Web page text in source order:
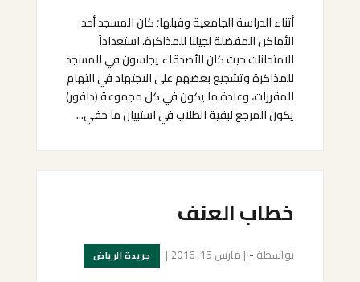
أثناء الدراسة الجامعية وقبلها؛ كان المسجد أحد
الأماكن المفضلة لجيلنا للمذاكرة، استعداداً
للامتحانات حيث كان الأصدقاء يجلسون في المسجد
للمذاكرة وتشجيع بعضهم على الاجتهاد في التهام
المقررات، وعادة ما يكون في كل مجموعة (دافور)
يكون المرجع لبقية الطلاب في استبيان ما خفي...
خطاب العنف
بواسطة -
| مارس 15, 2016 | جريدة الرياض